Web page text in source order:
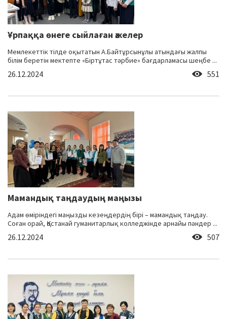
Ұрпаққа өнеге сыйлаған әжелер
Мемлекеттік тілде оқытатын А.Байтұрсынұлы атындағы жалпы
білім беретін мектепте «Біртұтас тәрбие» бағдарламасы шеңбе ...
26.12.2024 551
Мамандық таңдаудың маңызы
Адам өміріндегі маңызды кезеңдердің бірі – мамандық таңдау.
Соған орай, Қостанай гуманитарлық колледжінде арнайы пәндер ...
26.12.2024 507